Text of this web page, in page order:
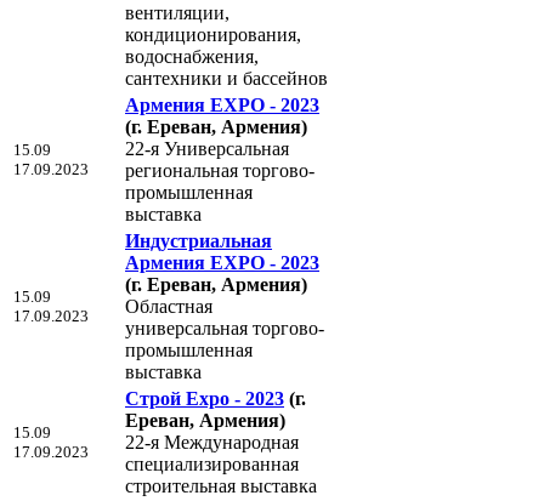
вентиляции,
кондиционирования,
водоснабжения,
сантехники и бассейнов
15.09
17.09.2023
Армения EXPO - 2023
(г. Ереван, Армения)
22-я Универсальная
региональная торгово-
промышленная
выставка
15.09
17.09.2023
Индустриальная
Армения EXPO - 2023
(г. Ереван, Армения)
Областная
универсальная торгово-
промышленная
выставка
15.09
17.09.2023
Строй Expo - 2023 (г.
Ереван, Армения)
22-я Международная
специализированная
строительная выставка